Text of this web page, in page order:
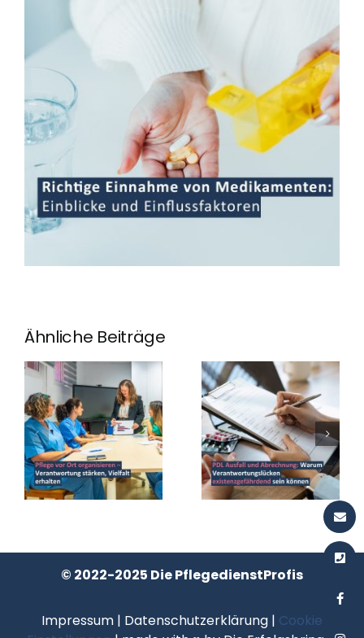
Ähnliche Beiträge
© 2022-2025 Die PflegedienstProfis
Impressum | Datenschutzerklärung | Cookie